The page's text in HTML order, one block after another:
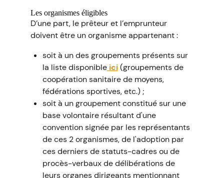
Les organismes éligibles
D’une part, le prêteur et l’emprunteur
doivent être un organisme appartenant :
soit à un des groupements présents sur
la liste disponibleici(groupements de
coopération sanitaire de moyens,
fédérations sportives, etc.) ;
soit à un groupement constitué sur une
base volontaire résultant d'une
convention signée par les représentants
de ces 2 organismes, de l'adoption par
ces derniers de statuts-cadres ou de
procès-verbaux de délibérations de
leurs organes dirigeants mentionnant